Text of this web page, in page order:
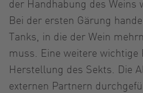
der Handhabung des Weins
Bei der ersten Gärung
Tanks, in die der Wein
muss. Eine weitere wichtige
Herstellung des Sekts. Die
externen Partnern